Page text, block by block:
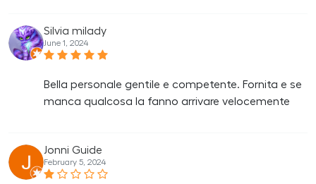
Silvia milady
June 1, 2024
Bella personale gentile e competente. Fornita e se
manca qualcosa la fanno arrivare velocemente
Jonni Guide
February 5, 2024